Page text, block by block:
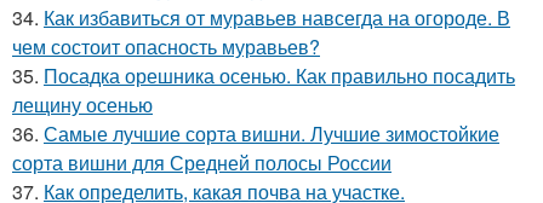
34. Как избавиться от муравьев навсегда на огороде. В
чем состоит опасность муравьев?
35. Посадка орешника осенью. Как правильно посадить
лещину осенью
36. Самые лучшие сорта вишни. Лучшие зимостойкие
сорта вишни для Средней полосы России
37. Как определить, какая почва на участке.